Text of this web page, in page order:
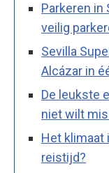
Parkeren in
veilig
Sevilla
Alcázar in
De leukste
niet wilt
Het klimaat
reistijd?